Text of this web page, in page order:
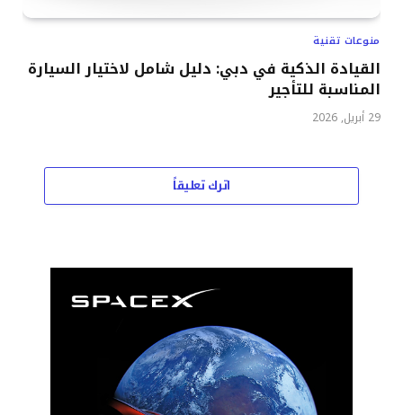
منوعات تقنية
القيادة الذكية في دبي: دليل شامل لاختيار السيارة
المناسبة للتأجير
29 أبريل, 2026
اترك تعليقاً